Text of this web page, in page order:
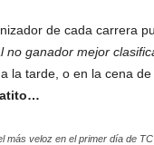
de cada carrera
ganador mejor
la tarde, o en la cena
más veloz en el primer día de